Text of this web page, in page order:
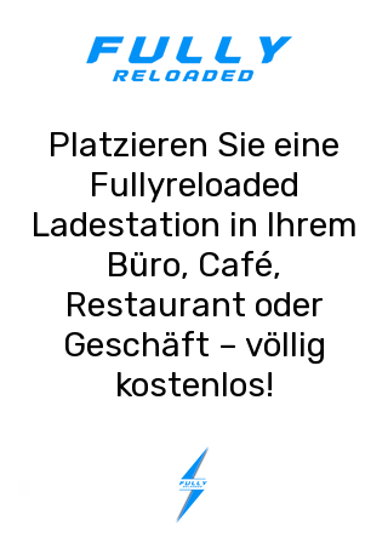
Platzieren Sie eine
Fullyreloaded
Ladestation in Ihrem
Büro, Café,
Restaurant oder
Geschäft – völlig
kostenlos!